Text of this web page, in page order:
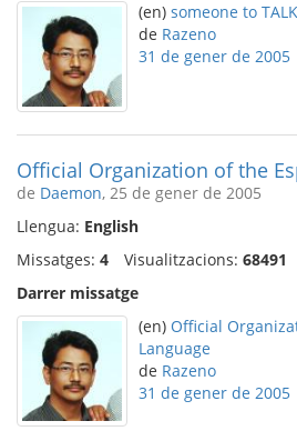
(en) someone to
de Razeno
31 de gener de 2005
Official Organization of the
de Daemon, 25 de gener de 2005
Llengua: English
Missatges: 4 Visualitzacions: 68491
Darrer missatge
(en) Official
Language
de Razeno
31 de gener de 2005